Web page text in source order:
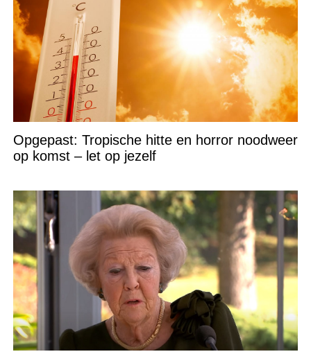
Opgepast: Tropische hitte en horror noodweer
op komst – let op jezelf